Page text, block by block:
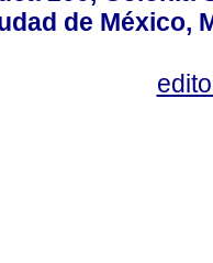
de México,